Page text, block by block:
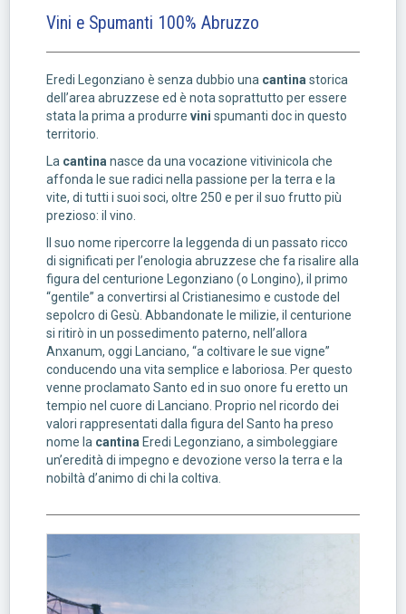
Vini e Spumanti 100% Abruzzo
Eredi Legonziano è senza dubbio una cantina storica
dell’area abruzzese ed è nota soprattutto per essere
stata la prima a produrre vini spumanti doc in questo
territorio.
La cantina nasce da una vocazione vitivinicola che
affonda le sue radici nella passione per la terra e la
vite, di tutti i suoi soci, oltre 250 e per il suo frutto più
prezioso: il vino.
Il suo nome ripercorre la leggenda di un passato ricco
di significati per l’enologia abruzzese che fa risalire alla
figura del centurione Legonziano (o Longino), il primo
“gentile” a convertirsi al Cristianesimo e custode del
sepolcro di Gesù. Abbandonate le milizie, il centurione
si ritirò in un possedimento paterno, nell’allora
Anxanum, oggi Lanciano, “a coltivare le sue vigne”
conducendo una vita semplice e laboriosa. Per questo
venne proclamato Santo ed in suo onore fu eretto un
tempio nel cuore di Lanciano. Proprio nel ricordo dei
valori rappresentati dalla figura del Santo ha preso
nome la cantina Eredi Legonziano, a simboleggiare
un’eredità di impegno e devozione verso la terra e la
nobiltà d’animo di chi la coltiva.